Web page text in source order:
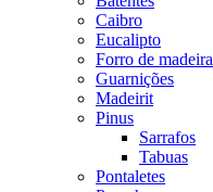
Caibro
Eucalipto
Forro de madeira
Guarnições
Madeirit
Pinus
Sarrafos
Tabuas
Pontaletes